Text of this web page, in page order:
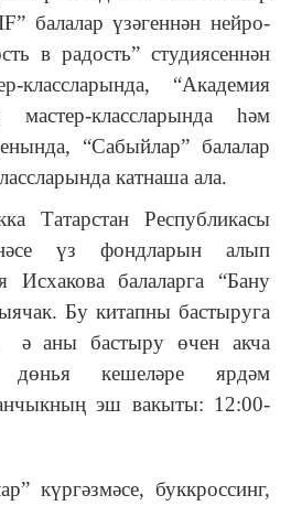
балалар үзәгеннән нейро-
в радость” студиясеннән
классларында, “Академия
мастер-классларында һәм
“Сабыйлар” балалар
катнаша ала.
Татарстан Республикасы
үз фондларын алып
Исхакова балаларга “Бану
Бу китапны бастыруга
ә аны бастыру өчен акча
кешеләре ярдәм
эш вакыты: 12:00-
күргәзмәсе, буккроссинг,